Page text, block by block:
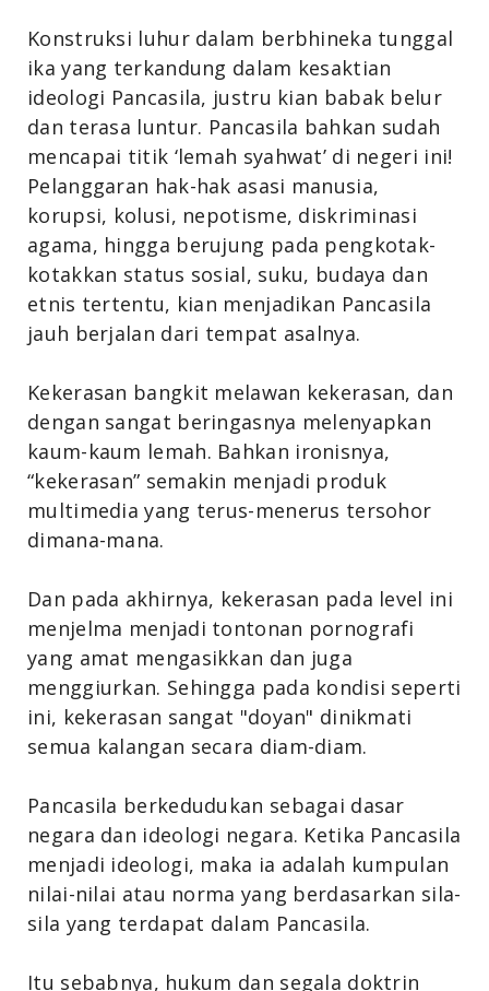
Konstruksi luhur dalam berbhineka tunggal
ika yang terkandung dalam kesaktian
ideologi Pancasila, justru kian babak belur
dan terasa luntur. Pancasila bahkan sudah
mencapai titik ‘lemah syahwat’ di negeri ini!
Pelanggaran hak-hak asasi manusia,
korupsi, kolusi, nepotisme, diskriminasi
agama, hingga berujung pada pengkotak-
kotakkan status sosial, suku, budaya dan
etnis tertentu, kian menjadikan Pancasila
jauh berjalan dari tempat asalnya.
Kekerasan bangkit melawan kekerasan, dan
dengan sangat beringasnya melenyapkan
kaum-kaum lemah. Bahkan ironisnya,
“kekerasan” semakin menjadi produk
multimedia yang terus-menerus tersohor
dimana-mana.
Dan pada akhirnya, kekerasan pada level ini
menjelma menjadi tontonan pornografi
yang amat mengasikkan dan juga
menggiurkan. Sehingga pada kondisi seperti
ini, kekerasan sangat "doyan" dinikmati
semua kalangan secara diam-diam.
Pancasila berkedudukan sebagai dasar
negara dan ideologi negara. Ketika Pancasila
menjadi ideologi, maka ia adalah kumpulan
nilai-nilai atau norma yang berdasarkan sila-
sila yang terdapat dalam Pancasila.
Itu sebabnya, hukum dan segala doktrin